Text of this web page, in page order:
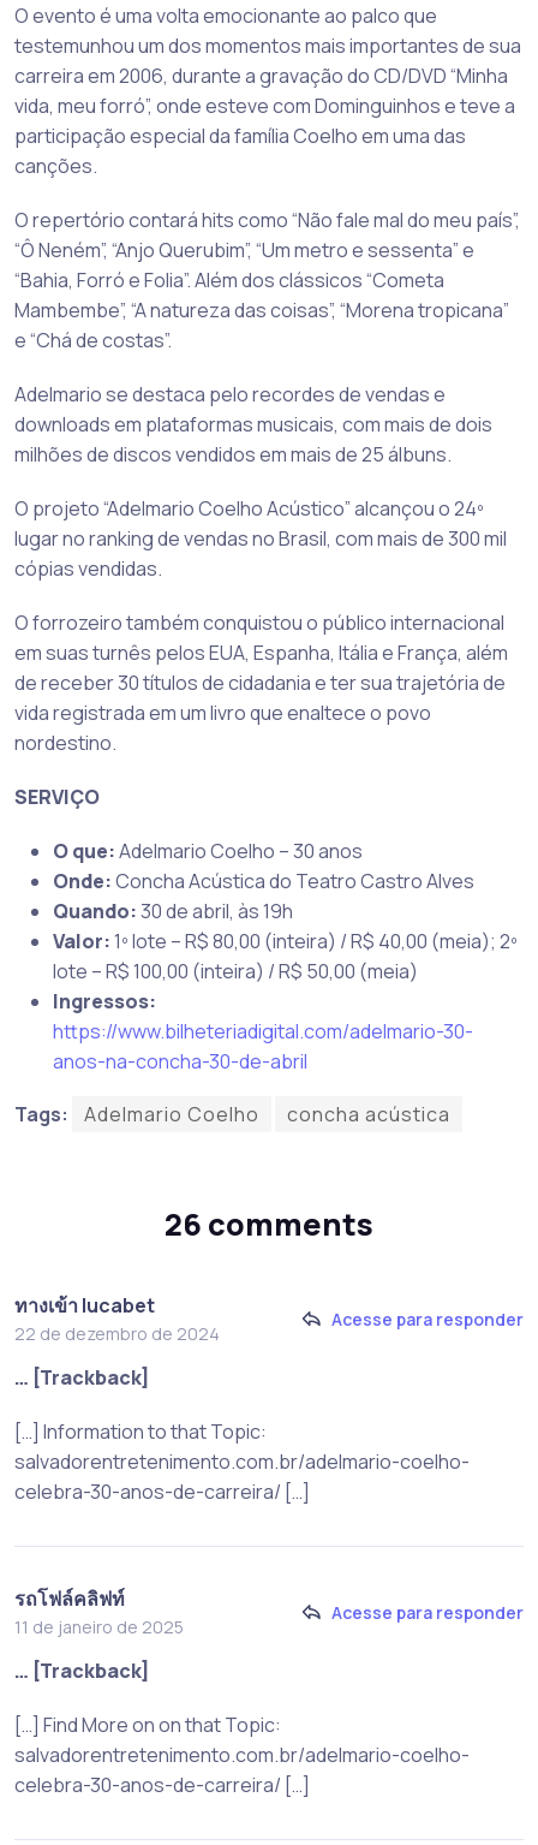
O evento é uma volta emocionante ao palco que
testemunhou um dos momentos mais importantes de sua
carreira em 2006, durante a gravação do CD/DVD “Minha
vida, meu forró”, onde esteve com Dominguinhos e teve a
participação especial da família Coelho em uma das
canções.
O repertório contará hits como “Não fale mal do meu país”,
“Ô Neném”, “Anjo Querubim”, “Um metro e sessenta” e
“Bahia, Forró e Folia”. Além dos clássicos “Cometa
Mambembe”, “A natureza das coisas”, “Morena tropicana”
e “Chá de costas”.
Adelmario se destaca pelo recordes de vendas e
downloads em plataformas musicais, com mais de dois
milhões de discos vendidos em mais de 25 álbuns.
O projeto “Adelmario Coelho Acústico” alcançou o 24º
lugar no ranking de vendas no Brasil, com mais de 300 mil
cópias vendidas.
O forrozeiro também conquistou o público internacional
em suas turnês pelos EUA, Espanha, Itália e França, além
de receber 30 títulos de cidadania e ter sua trajetória de
vida registrada em um livro que enaltece o povo
nordestino.
SERVIÇO
O que:Adelmario Coelho – 30 anos
Onde:Concha Acústica do Teatro Castro Alves
Quando:30 de abril, às 19h
Valor:1º lote – R$ 80,00 (inteira) / R$ 40,00 (meia); 2º
lote – R$ 100,00 (inteira) / R$ 50,00 (meia)
Ingressos:
https://www.bilheteriadigital.com/adelmario-30-
anos-na-concha-30-de-abril
Tags:
Adelmario Coelho concha acústica
26 comments
ทางเข้า lucabet
22 de dezembro de 2024
Acesse para responder
… [Trackback]
[…] Information to that Topic:
salvadorentretenimento.com.br/adelmario-coelho-
celebra-30-anos-de-carreira/ […]
รถโฟล์คลิฟท์
11 de janeiro de 2025
Acesse para responder
… [Trackback]
[…] Find More on on that Topic:
salvadorentretenimento.com.br/adelmario-coelho-
celebra-30-anos-de-carreira/ […]